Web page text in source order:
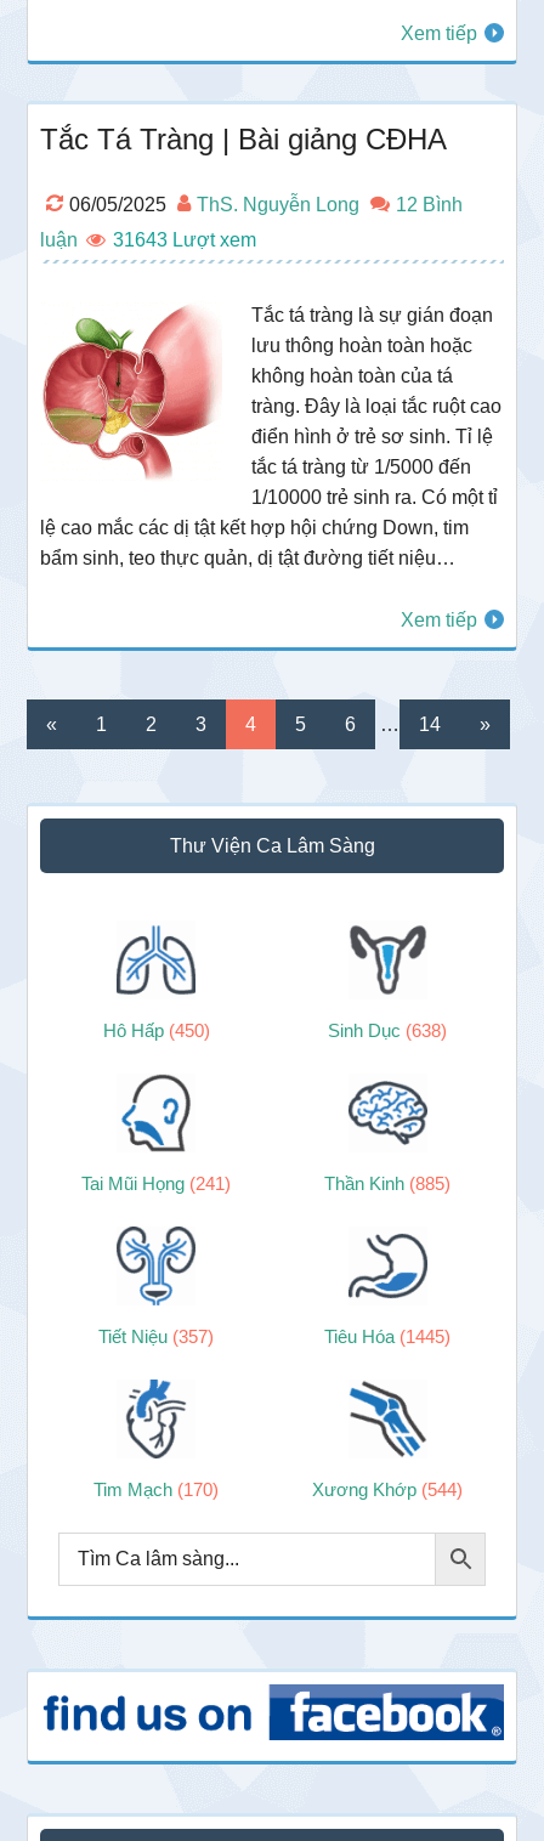
Xem tiếp
Tắc Tá Tràng | Bài giảng CĐHA
06/05/2025 ThS. Nguyễn Long
12 Bình
luận
31643
Tắc tá tràng là sự gián đoạn
lưu thông hoàn toàn hoặc
không hoàn toàn của tá
tràng. Đây là loại tắc ruột cao
điển hình ở trẻ sơ sinh. Tỉ lệ
tắc tá tràng từ 1/5000 đến
1/10000 trẻ sinh ra. Có một tỉ
lệ cao mắc các dị tật kết hợp hội chứng Down, tim
bẩm sinh, teo thực quản, dị tật đường tiết niệu…
Xem tiếp
«
Go
to
1
Go
to
2
Go
to
3
Go
to
4
Go
to
5
Go
to
6
Interim
…
Go
to
14 »
Sidebar
chính
Thư Viện Ca Lâm Sàng
Hô Hấp (450) Sinh Dục (638)
Tai Mũi Họng (241) Thần Kinh (885)
Tiết Niệu (357) Tiêu Hóa (1445)
Tim Mạch (170) Xương Khớp (544)